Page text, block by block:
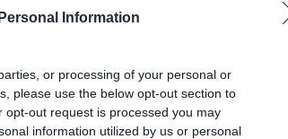
Information
or processing of your personal or
please use the below opt-out section to
out request is processed you may
information utilized by us or personal